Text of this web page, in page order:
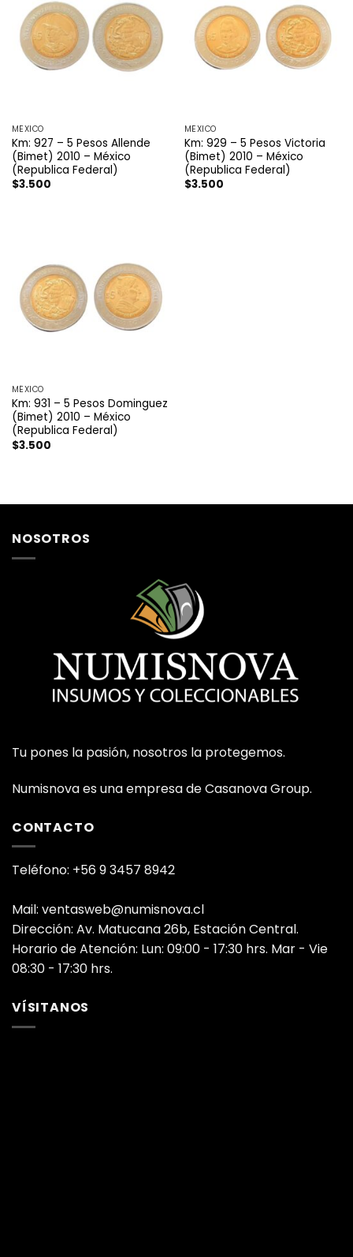
MÉXICO
Km: 927 – 5 Pesos Allende
(Bimet) 2010 – México
(Republica Federal)
$3.500
MÉXICO
Km: 929 – 5 Pesos Victoria
(Bimet) 2010 – México
(Republica Federal)
$3.500
MÉXICO
Km: 931 – 5 Pesos Dominguez
(Bimet) 2010 – México
(Republica Federal)
$3.500
NOSOTROS
Tu pones la pasión, nosotros la protegemos.
Numisnova es una empresa de Casanova Group.
CONTACTO
Teléfono: +56 9 3457 8942
Mail: ventasweb@numisnova.cl
Dirección: Av. Matucana 26b, Estación Central.
Horario de Atención: Lun: 09:00 - 17:30 hrs. Mar - Vie
08:30 - 17:30 hrs.
VÍSITANOS